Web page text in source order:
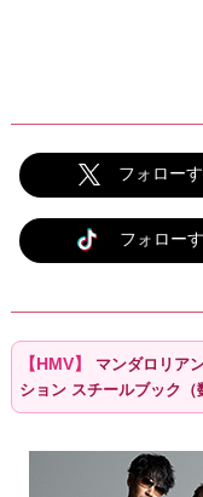
フォロー
フォロー
マンダロリア
ション スチールブック（